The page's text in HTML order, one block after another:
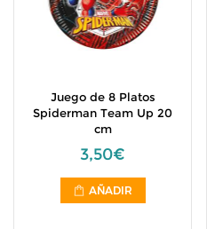
Juego de 8 Platos
Spiderman Team Up 20
cm
3,50€
AÑADIR